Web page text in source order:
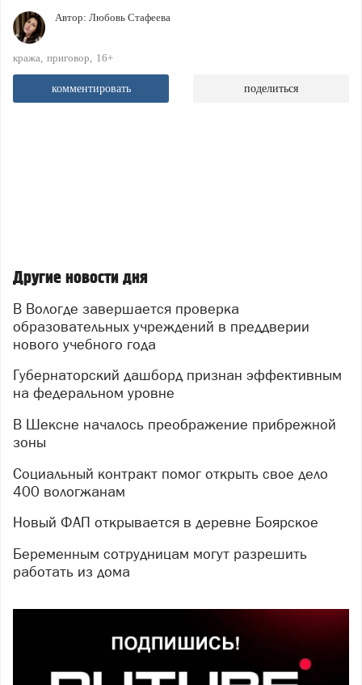
Автор: Любовь Стафеева
кража приговор 16+
комментировать поделиться
Другие новости дня
В Вологде завершается проверка
образовательных учреждений в преддверии
нового учебного года
Губернаторский дашборд признан эффективным
на федеральном уровне
В Шексне началось преображение прибрежной
зоны
Социальный контракт помог открыть свое дело
400 вологжанам
Новый ФАП открывается в деревне Боярское
Беременным сотрудницам могут разрешить
работать из дома